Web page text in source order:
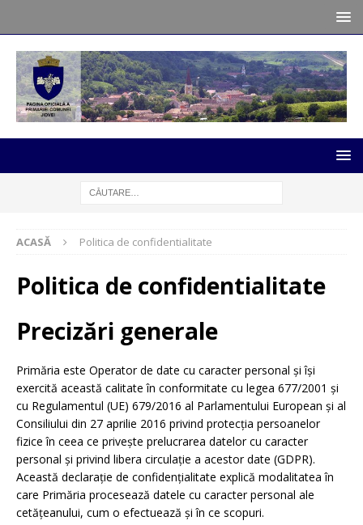
ACASĂ Politica de confidentialitate
Politica de confidentialitate
Precizări generale
Primăria este Operator de date cu caracter personal și își
exercită această calitate în conformitate cu legea 677/2001 și
cu Regulamentul (UE) 679/2016 al Parlamentului European și al
Consiliului din 27 aprilie 2016 privind protecția persoanelor
fizice în ceea ce privește prelucrarea datelor cu caracter
personal și privind libera circulație a acestor date (GDPR).
Această declarație de confidențialitate explică modalitatea în
care Primăria procesează datele cu caracter personal ale
cetățeanului, cum o efectuează și în ce scopuri.